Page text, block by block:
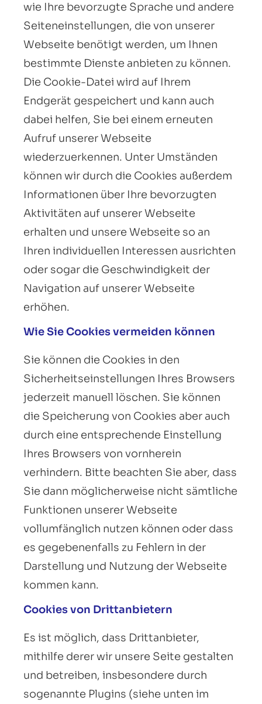
wie Ihre bevorzugte Sprache und andere
Seiteneinstellungen, die von unserer
Webseite benötigt werden, um Ihnen
bestimmte Dienste anbieten zu können.
Die Cookie-Datei wird auf Ihrem
Endgerät gespeichert und kann auch
dabei helfen, Sie bei einem erneuten
Aufruf unserer Webseite
wiederzuerkennen. Unter Umständen
können wir durch die Cookies außerdem
Informationen über Ihre bevorzugten
Aktivitäten auf unserer Webseite
erhalten und unsere Webseite so an
Ihren individuellen Interessen ausrichten
oder sogar die Geschwindigkeit der
Navigation auf unserer Webseite
erhöhen.
Wie Sie Cookies vermeiden können
Sie können die Cookies in den
Sicherheitseinstellungen Ihres Browsers
jederzeit manuell löschen. Sie können
die Speicherung von Cookies aber auch
durch eine entsprechende Einstellung
Ihres Browsers von vornherein
verhindern. Bitte beachten Sie aber, dass
Sie dann möglicherweise nicht sämtliche
Funktionen unserer Webseite
vollumfänglich nutzen können oder dass
es gegebenenfalls zu Fehlern in der
Darstellung und Nutzung der Webseite
kommen kann.
Cookies von Drittanbietern
Es ist möglich, dass Drittanbieter,
mithilfe derer wir unsere Seite gestalten
und betreiben, insbesondere durch
sogenannte Plugins (siehe unten im